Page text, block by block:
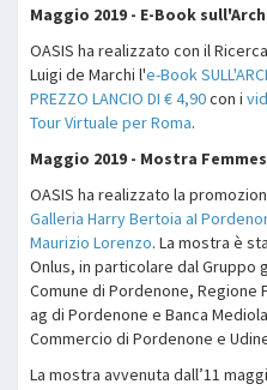
Maggio 2019 - E-Book
OASIS ha realizzato con il
Luigi de Marchi l'e-Book
PREZZO LANCIO DI € 4,90con i
Tour Virtuale per Roma.
Maggio 2019 - Mostra
OASIS ha realizzato la
Galleria Harry Bertoia aI
Maurizio Lorenzo. La mostra è
Onlus, in particolare dal Gruppo
Comune di Pordenone, Regione
ag di Pordenone e Banca
Commercio di Pordenone e
La mostra avvenuta dall’11